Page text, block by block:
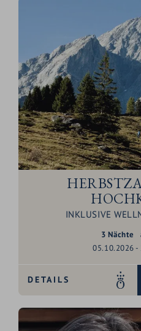
INKLUSIVE
3 Nächte
05.10.2026
DETAILS